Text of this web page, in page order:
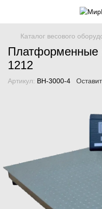
Каталог весового
Платформенные
1212
Артикул: ВН-3000-4